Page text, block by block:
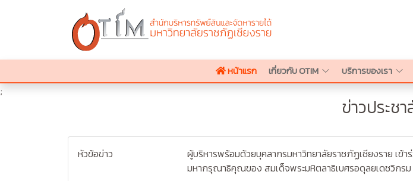
หน้าแรก เกี่ยวกับ OTIM บริการของเรา
;
ข่าวประช
หัวข้อข่าว
ผู้บริหารพร้อมด้วยบุคลากรมหาวิทยาลัยราชภัฏเชียงราย เข้
มหากรุณาธิคุณของ สมเด็จพระมหิตลาธิเบศรอดุลยเดชวิกร